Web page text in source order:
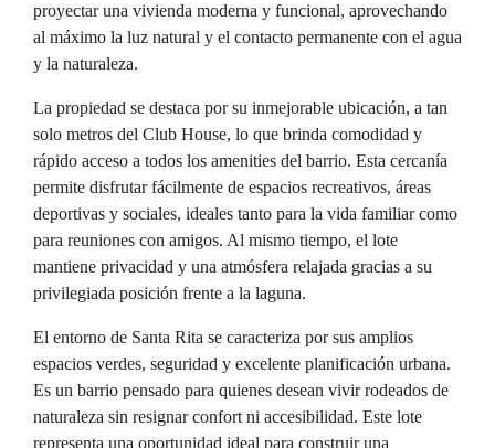
proyectar una vivienda moderna y funcional, aprovechando
al máximo la luz natural y el contacto permanente con el agua
y la naturaleza.
La propiedad se destaca por su inmejorable ubicación, a tan
solo metros del Club House, lo que brinda comodidad y
rápido acceso a todos los amenities del barrio. Esta cercanía
permite disfrutar fácilmente de espacios recreativos, áreas
deportivas y sociales, ideales tanto para la vida familiar como
para reuniones con amigos. Al mismo tiempo, el lote
mantiene privacidad y una atmósfera relajada gracias a su
privilegiada posición frente a la laguna.
El entorno de Santa Rita se caracteriza por sus amplios
espacios verdes, seguridad y excelente planificación urbana.
Es un barrio pensado para quienes desean vivir rodeados de
naturaleza sin resignar confort ni accesibilidad. Este lote
representa una oportunidad ideal para construir una